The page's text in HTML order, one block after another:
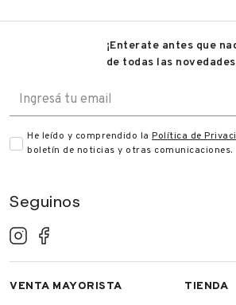
¡Enterate antes que
de todas las
He leído y comprendido la Política de
boletín de noticias y otras comunicaciones.
Seguinos
VENTA MAYORISTA TIENDA